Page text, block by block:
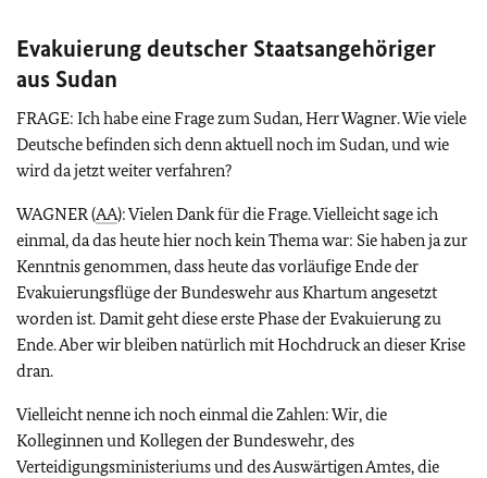
Evakuierung deutscher Staatsangehöriger
aus Sudan
FRAGE: Ich habe eine Frage zum Sudan, Herr Wagner. Wie viele
Deutsche befinden sich denn aktuell noch im Sudan, und wie
wird da jetzt weiter verfahren?
WAGNER (AA): Vielen Dank für die Frage. Vielleicht sage ich
einmal, da das heute hier noch kein Thema war: Sie haben ja zur
Kenntnis genommen, dass heute das vorläufige Ende der
Evakuierungsflüge der Bundeswehr aus Khartum angesetzt
worden ist. Damit geht diese erste Phase der Evakuierung zu
Ende. Aber wir bleiben natürlich mit Hochdruck an dieser Krise
dran.
Vielleicht nenne ich noch einmal die Zahlen: Wir, die
Kolleginnen und Kollegen der Bundeswehr, des
Verteidigungsministeriums und des Auswärtigen Amtes, die